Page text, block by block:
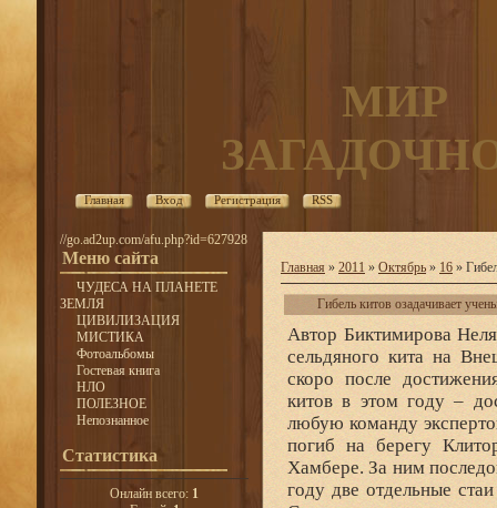
МИР
Главная Вход Регистрация RSS
//go.ad2up.com/afu.php?id=627928
Меню сайта
ЧУДЕСА НА ПЛАНЕТЕ
ЗЕМЛЯ
ЦИВИЛИЗАЦИЯ
МИСТИКА
Фотоальбомы
Гостевая книга
НЛО
ПОЛЕЗНОЕ
Непознанное
Статистика
Онлайн всего: 1
Главная » 2011 » Октябрь » 16 »
Гибель китов озадачивает
Автор Биктимирова
сельдяного кита на
скоро после
китов в этом году –
любую команду
погиб на берегу
Хамбере. За ним
году две отдельные